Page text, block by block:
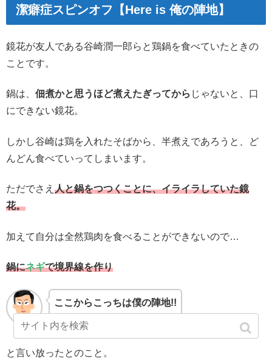
潔癖症スピンオフ【Here is 俺の陣地】
鏡花が友人である谷崎潤一郎らと鶏鍋を食べていたときの
ことです。
鍋は、 佃煮かと思うほど煮えたぎってから じゃないと、口
にできない鏡花。
しかし谷崎は鶏を入れたそばから、半煮えであろうと、ど
んどん食べていってしまいます。
ただでさえ 人と鍋をつつくことに、イライラしていた鏡
花。
加えて自分は全然鶏肉を食べることができないので…
鍋にネギで境界線を作り
ここからこっちは僕の陣地!!
と言い放ったとのこと。